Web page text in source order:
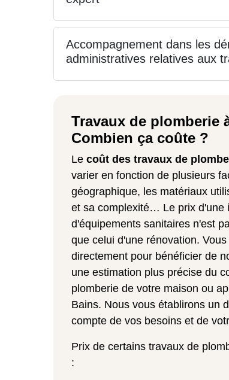
Accompagnement dans les
administratives relatives aux
Travaux de plomberie
Combien ça coûte ?
Le coût des travaux de
varier en fonction de plusieurs
géographique, les matériaux
et sa complexité… Le prix d'une
d'équipements sanitaires n'est
que celui d'une rénovation.
directement pour bénéficier de
une estimation plus précise du
plomberie de votre maison ou
Bains. Nous vous établirons un
compte de vos besoins et de
Prix de certains travaux de
: